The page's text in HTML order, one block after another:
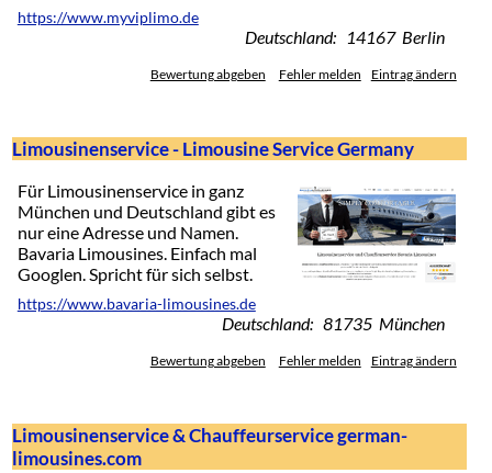
https://www.myviplimo.de
Deutschland: 14167 Berlin
Bewertung abgeben Fehler melden Eintrag ändern
Limousinenservice - Limousine Service Germany
Für Limousinenservice in ganz
München und Deutschland gibt es
nur eine Adresse und Namen.
Bavaria Limousines. Einfach mal
Googlen. Spricht für sich selbst.
https://www.bavaria-limousines.de
Deutschland: 81735 München
Bewertung abgeben Fehler melden Eintrag ändern
Limousinenservice & Chauffeurservice german-
limousines.com